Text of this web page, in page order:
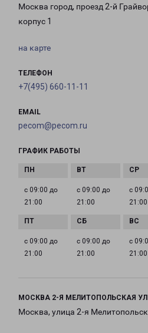
Москва город, проезд 2-й
корпус 1
на карте
ТЕЛЕФОН
+7(495) 660-11-11
EMAIL
pecom@pecom.ru
ГРАФИК РАБОТЫ
с 09:00 до
21:00
с 09:00 до
21:00
с
21:00
с 09:00 до
21:00
с 09:00 до
21:00
с
21:00
МОСКВА 2-Я МЕЛИТОПОЛЬСКАЯ
Москва, улица 2-я